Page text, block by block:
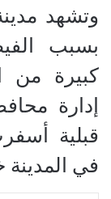
وتشهد
بسبب
كبيرة من
إدارة
قبلية
في المدينة